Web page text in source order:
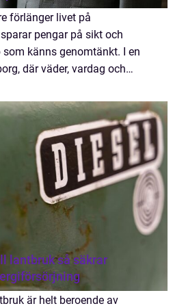
förlänger livet på
pengar på sikt och
som känns genomtänkt. I en
där väder, vardag och
sitter fel eller...
så säkrar
är helt beroende av